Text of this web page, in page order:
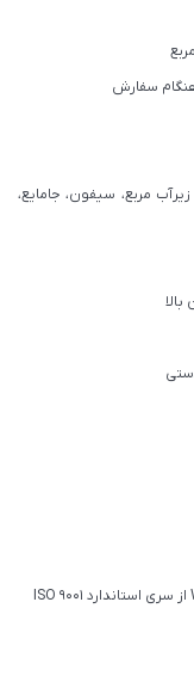
سفارش
مربع، سیفون، جامایع،